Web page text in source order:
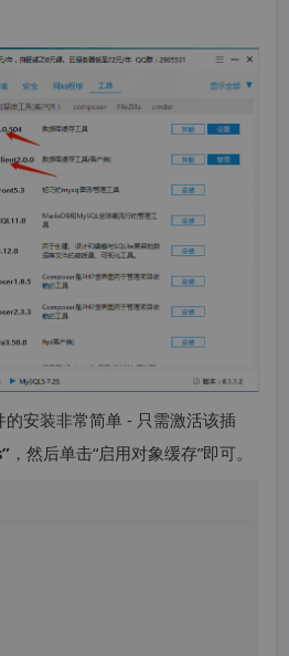
安装非常简单 - 只需激活该插
，然后单击“启用对象缓存”即可。